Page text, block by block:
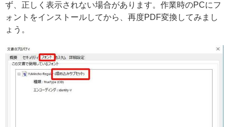
ず、正しく表示されない場合があります。作業時のPCにフ
ォントをインストールしてから、再度PDF変換してみまし
ょう。